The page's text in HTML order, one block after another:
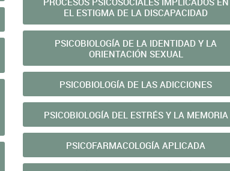
EL ESTIGMA DE LA DISCAPACIDAD
PSICOBIOLOGÍA DE LA IDENTIDAD Y LA
ORIENTACIÓN SEXUAL
PSICOBIOLOGÍA DE LAS ADICCIONES
PSICOBIOLOGÍA DEL ESTRÉS Y LA MEMORIA
PSICOFARMACOLOGÍA APLICADA